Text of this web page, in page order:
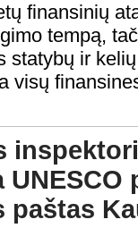
finansinių
tempą,
statybų ir
visų
UNESCO
paštas